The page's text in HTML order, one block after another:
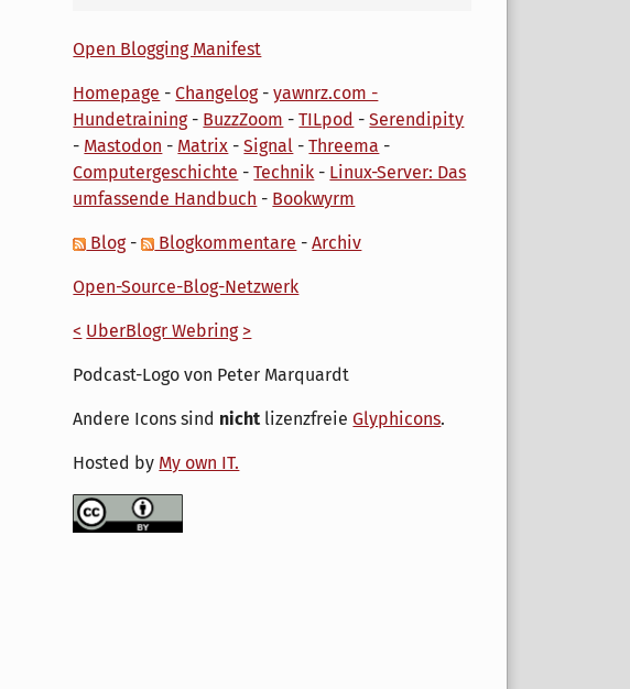
Open Blogging Manifest
Homepage -Changelog-yawnrz.com -
Hundetraining- BuzzZoom -TILpod -Serendipity
- Mastodon - Matrix -Signal -Threema -
Computergeschichte -Technik - Linux-Server: Das
umfassende Handbuch - Bookwyrm
Blog- Blogkommentare -Archiv
Open-Source-Blog-Netzwerk
< UberBlogr Webring >
Podcast-Logo von Peter Marquardt
Andere Icons sind nicht lizenzfreieGlyphicons.
Hosted by My own IT.